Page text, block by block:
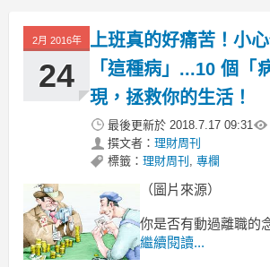
大多數的人失敗，
2月 2016年
24
上班真的好痛苦！小
「這種病」...10 個「
現，拯救你的生活！
最後更新於 2018.7.17 09:31
撰文者： 理財周刊
標籤： 理財周刊 , 專欄
（圖片來源）
你是否有動過離職的
而且不只一次？
繼續閱讀...